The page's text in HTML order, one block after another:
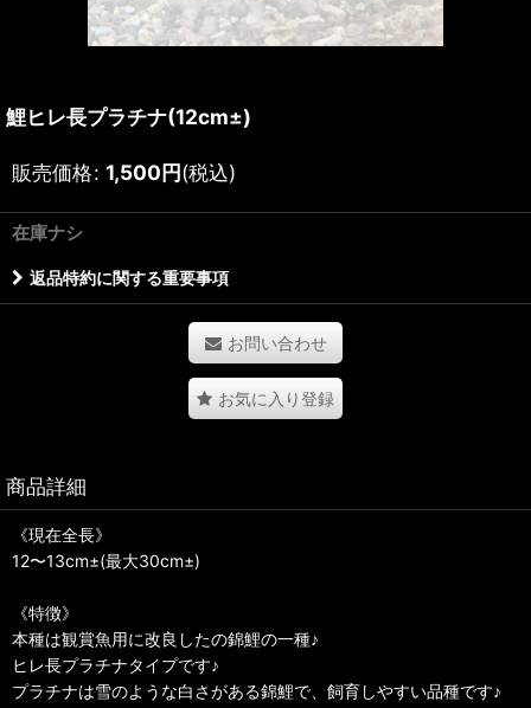
鯉ヒレ長プラチナ(12cm±)
販売価格: 1,500円(税込)
在庫ナシ
返品特約に関する重要事項
お問い合わせ
お気に入り登録
商品詳細
《現在全長》
12〜13cm±(最大30cm±)
《特徴》
本種は観賞魚用に改良したの錦鯉の一種♪
ヒレ長プラチナタイプです♪
プラチナは雪のような白さがある錦鯉で、飼育しやすい品種です♪